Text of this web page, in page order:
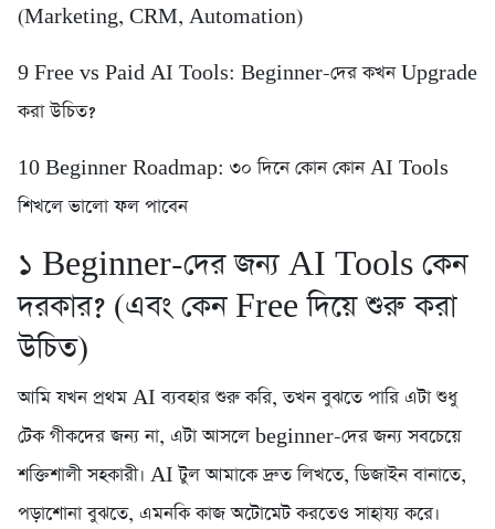
(Marketing, CRM, Automation)
9️ Free vs Paid AI Tools: Beginner-দের কখন Upgrade
করা উচিত?
10 Beginner Roadmap: ৩০ দিনে কোন কোন AI Tools
শিখলে ভালো ফল পাবেন
১️ Beginner-দের জন্য AI Tools কেন
দরকার? (এবং কেন Free দিয়ে শুরু করা
উচিত)
আমি যখন প্রথম AI ব্যবহার শুরু করি, তখন বুঝতে পারি এটা শুধু
টেক গীকদের জন্য না, এটা আসলে beginner-দের জন্য সবচেয়ে
শক্তিশালী সহকারী। AI টুল আমাকে দ্রুত লিখতে, ডিজাইন বানাতে,
পড়াশোনা বুঝতে, এমনকি কাজ অটোমেট করতেও সাহায্য করে।